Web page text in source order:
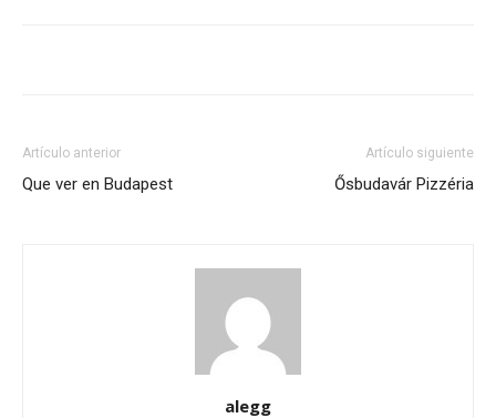
Artículo anterior
Que ver en Budapest
Artículo siguiente
Ősbudavár Pizzéria
alegg